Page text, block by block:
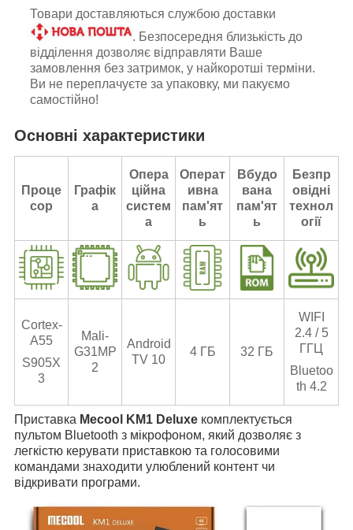
Товари доставляються службою доставки
. Безпосередня близькість до
відділення дозволяє відправляти Ваше
замовлення без затримок, у найкоротші терміни.
Ви не переплачуєте за упаковку, ми пакуємо
самостійно!
Основні характеристики
Проце
сор
Графік
а
Опера
ційна
систем
а
Операт
ивна
пам'ят
ь
Вбудо
вана
пам'ят
ь
Безпр
овідні
технол
огії
Cortex-
A55
S905X
3
Mali-
G31MP
2
Android
TV 10
4 ГБ 32 ГБ
WIFI
2.4 / 5
ГГЦ
Bluetoo
th 4.2
Приставка Mecool KM1 Deluxe комплектується
пультом Bluetooth з мікрофоном, який дозволяє з
легкістю керувати приставкою та голосовими
командами знаходити улюблений контент чи
відкривати програми.